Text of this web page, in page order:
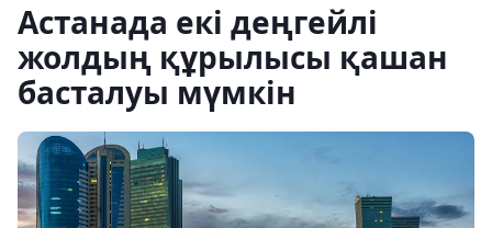
Астанада екі деңгейлі
жолдың құрылысы қашан
басталуы мүмкін